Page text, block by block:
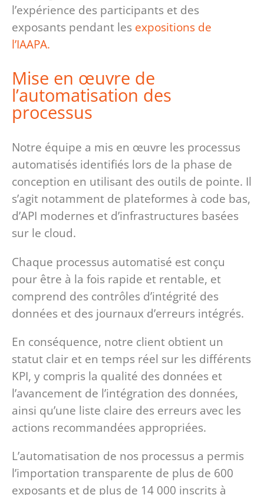
l’expérience des participants et des
exposants pendant les expositions de
l’IAAPA.
Mise en œuvre de
l’automatisation des
processus
Notre équipe a mis en œuvre les processus
automatisés identifiés lors de la phase de
conception en utilisant des outils de pointe. Il
s’agit notamment de plateformes à code bas,
d’API modernes et d’infrastructures basées
sur le cloud.
Chaque processus automatisé est conçu
pour être à la fois rapide et rentable, et
comprend des contrôles d’intégrité des
données et des journaux d’erreurs intégrés.
En conséquence, notre client obtient un
statut clair et en temps réel sur les différents
KPI, y compris la qualité des données et
l’avancement de l’intégration des données,
ainsi qu’une liste claire des erreurs avec les
actions recommandées appropriées.
L’automatisation de nos processus a permis
l’importation transparente de plus de 600
exposants et de plus de 14 000 inscrits à